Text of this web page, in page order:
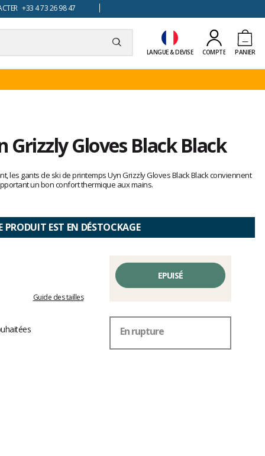
+33 4 73 26 98 47
LANGUE & DEVISE COMPTE PANIER
Grizzly Gloves Black Black
les gants de ski de printemps Uyn Grizzly Gloves Black Black conviennent
un bon confort thermique aux mains.
PRODUIT EST EN DÉSTOCKAGE
Guide des tailles
EPUISÉ
En rupture